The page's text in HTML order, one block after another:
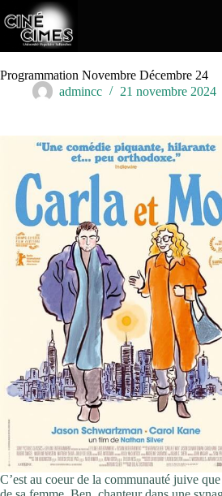
au
contenu
Programmation Novembre Décembre 24
admincc
21 novembre 2024
C’est au coeur de la communauté juive